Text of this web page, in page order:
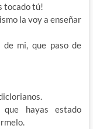
tocado tú!
la voy a enseñar
mi, que paso de
hayas estado